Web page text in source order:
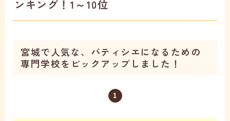
ンキング！1～10位
宮城で人気な、パティシエになるための
専門学校をピックアップしました！
1